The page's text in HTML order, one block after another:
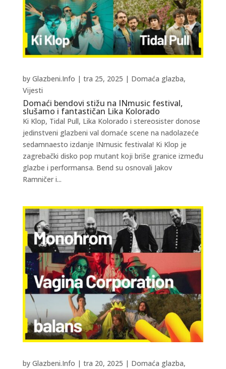
Domaći bendovi stižu na INmusic festival,
slušamo i fantastičan Lika Kolorado
by Glazbeni.Info | tra 25, 2025 | Domaća glazba,
Vijesti
Ki Klop, Tidal Pull, Lika Kolorado i stereosister donose
jedinstveni glazbeni val domaće scene na nadolazeće
sedamnaesto izdanje INmusic festivala! Ki Klop je
zagrebački disko pop mutant koji briše granice između
glazbe i performansa. Bend su osnovali Jakov
Ramničer i...
by Glazbeni.Info | tra 20, 2025 | Domaća glazba,